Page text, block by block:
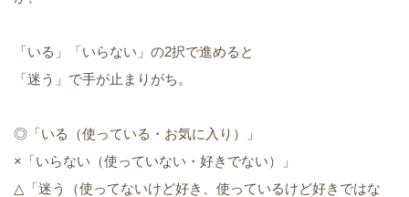
「いる」「いらない」の2択で進めると
「迷う」で手が止まりがち。
◎「いる（使っている・お気に入り）」
×「いらない（使っていない・好きでない）」
△「迷う（使ってないけど好き、使っているけど好きではな